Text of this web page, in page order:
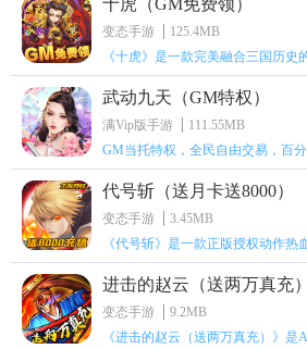
十虎（GM免费领）
变态手游
125.4MB
《十虎》是一款完美融合三国历史
武动九天（GM特权）
满Vip版手游
111.55MB
GM当托特权，全民自由交易，百分
代号斩（送月卡送8000）
变态手游
3.45MB
进击的赵云（送两万真充）
变态手游
9.2MB
《进击的赵云（送两万真充）》是